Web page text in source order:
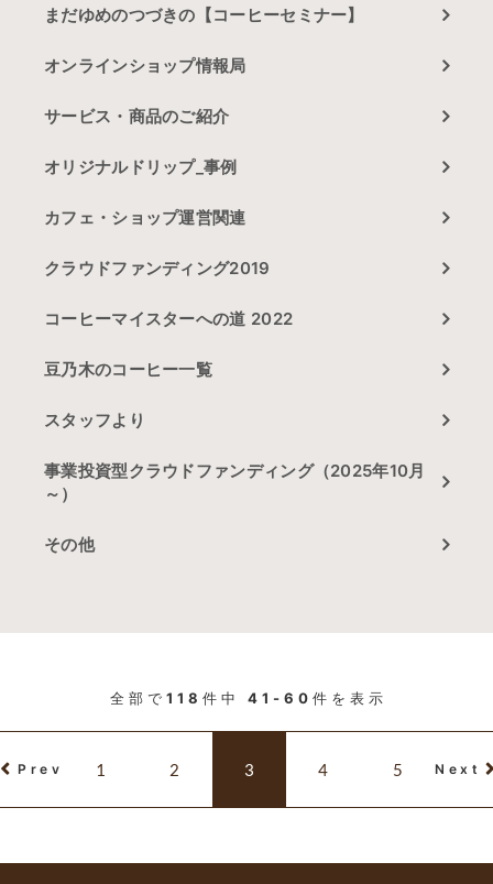
まだゆめのつづきの【コーヒーセミナー】
オンラインショップ情報局
サービス・商品のご紹介
オリジナルドリップ_事例
カフェ・ショップ運営関連
クラウドファンディング2019
コーヒーマイスターへの道 2022
豆乃木のコーヒー一覧
スタッフより
事業投資型クラウドファンディング（2025年10月
～）
その他
全部で118 件中41-60 件を表示
Prev 1 2 3 4 5 Next